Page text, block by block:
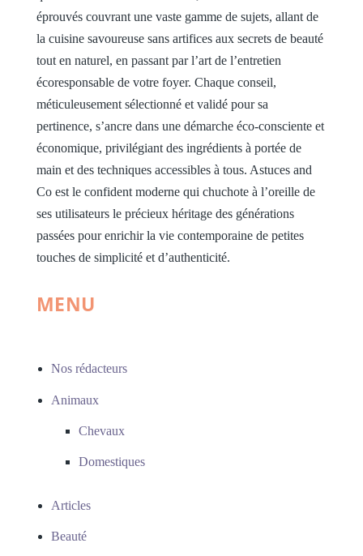
éprouvés couvrant une vaste gamme de sujets, allant de
la cuisine savoureuse sans artifices aux secrets de beauté
tout en naturel, en passant par l’art de l’entretien
écoresponsable de votre foyer. Chaque conseil,
méticuleusement sélectionné et validé pour sa
pertinence, s’ancre dans une démarche éco-consciente et
économique, privilégiant des ingrédients à portée de
main et des techniques accessibles à tous. Astuces and
Co est le confident moderne qui chuchote à l’oreille de
ses utilisateurs le précieux héritage des générations
passées pour enrichir la vie contemporaine de petites
touches de simplicité et d’authenticité.
MENU
Nos rédacteurs
Animaux
Chevaux
Domestiques
Articles
Beauté